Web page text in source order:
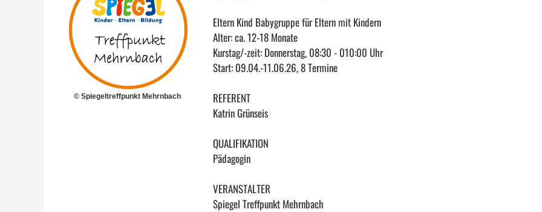
© Spiegeltreffpunkt Mehrnbach
Eltern Kind Babygruppe für Eltern mit Kindern
Alter: ca. 12-18 Monate
Kurstag/-zeit: Donnerstag, 08:30 - 010:00 Uhr
Start: 09.04.-11.06.26, 8 Termine
REFERENT
Katrin Grünseis
QUALIFIKATION
Pädagogin
VERANSTALTER
Spiegel Treffpunkt Mehrnbach